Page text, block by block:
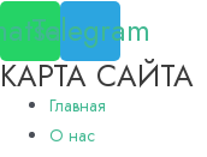
Telegram
КАРТА САЙТА
Главная
О нас